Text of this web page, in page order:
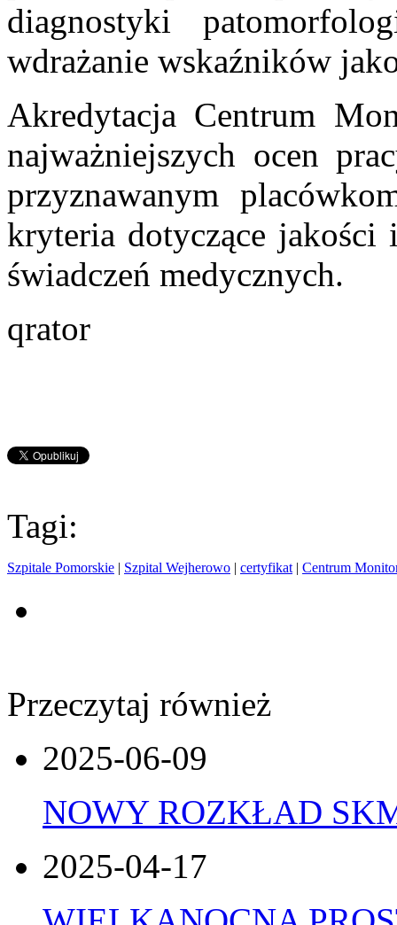
diagnostyki
wdrażanie wskaźników
Akredytacja Centrum
najważniejszych ocen
przyznawanym
kryteria dotyczące jakości
świadczeń medycznych.
qrator
Tagi:
Szpitale Pomorskie | Szpital Wejherowo | certyfikat | Centrum
Przeczytaj również
2025-06-09
NOWY ROZKŁAD
2025-04-17